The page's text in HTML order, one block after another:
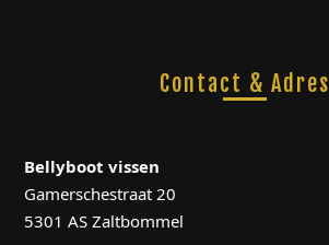
Contact & Adres
Bellyboot vissen
Gamerschestraat 20
5301 AS Zaltbommel